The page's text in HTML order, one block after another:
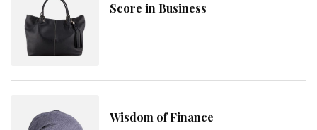
Score in Business
Wisdom of Finance